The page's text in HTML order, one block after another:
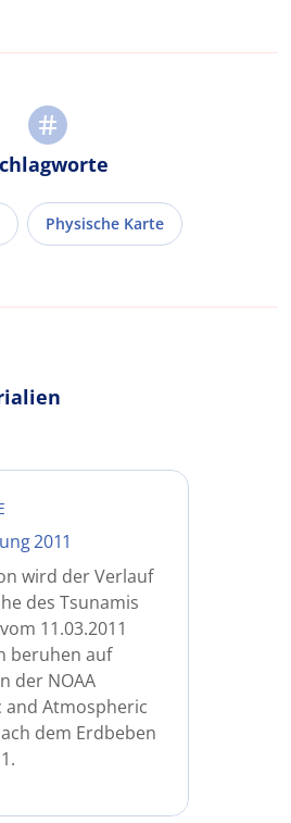
Physische Karte
2011
wird der Verlauf
des Tsunamis
11.03.2011
beruhen auf
der NOAA
and Atmospheric
dem Erdbeben